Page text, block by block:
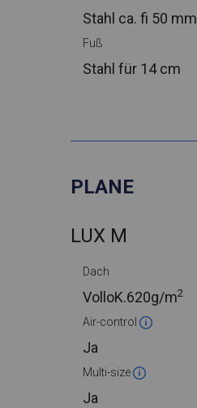
Stahl ca. fi 50 mm
Fuß
Stahl für 14 cm
PLANE
LUX M
Dach
VolloK.620g/m2
Air-control
Ja
Multi-size
Ja